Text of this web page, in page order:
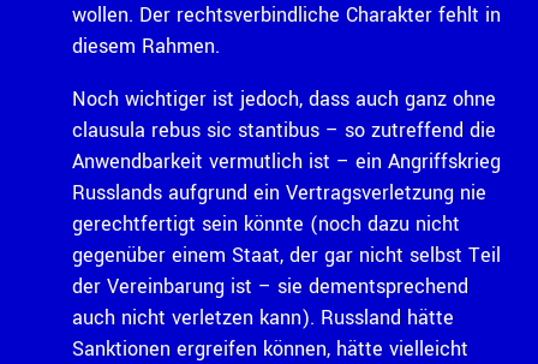
wollen. Der rechtsverbindliche Charakter fehlt in
diesem Rahmen.
Noch wichtiger ist jedoch, dass auch ganz ohne
clausula rebus sic stantibus – so zutreffend die
Anwendbarkeit vermutlich ist – ein Angriffskrieg
Russlands aufgrund ein Vertragsverletzung nie
gerechtfertigt sein könnte (noch dazu nicht
gegenüber einem Staat, der gar nicht selbst Teil
der Vereinbarung ist – sie dementsprechend
auch nicht verletzen kann). Russland hätte
Sanktionen ergreifen können, hätte vielleicht